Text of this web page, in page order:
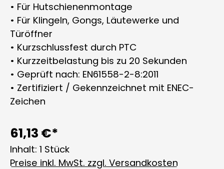
• Für Hutschienenmontage
• Für Klingeln, Gongs, Läutewerke und
Türöffner
• Kurzschlussfest durch PTC
• Kurzzeitbelastung bis zu 20 Sekunden
• Geprüft nach: EN61558-2-8:2011
• Zertifiziert / Gekennzeichnet mit ENEC-
Zeichen
61,13 €*
Inhalt: 1 Stück
Preise inkl. MwSt. zzgl. Versandkosten